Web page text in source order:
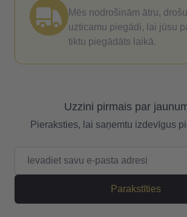
Mēs nodrošinām ātru,
uzticamu piegādi, lai jūsu
tiktu piegādāts laikā.
Uzzini pirmais par
Pieraksties, lai saņemtu izdevīgus
Parakstīties